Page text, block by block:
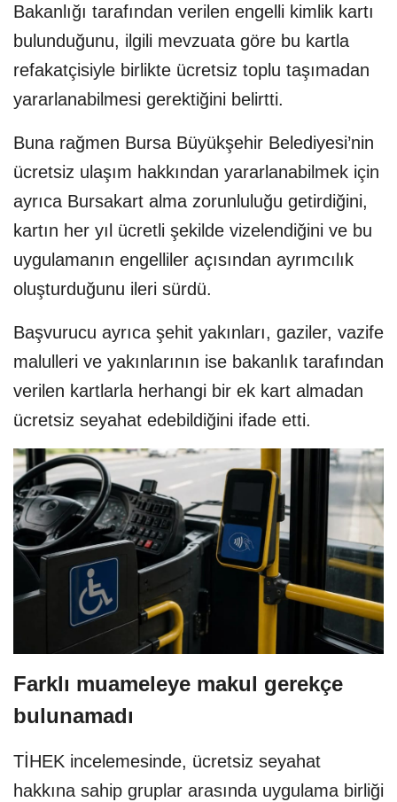
Bakanlığı tarafından verilen engelli kimlik kartı
bulunduğunu, ilgili mevzuata göre bu kartla
refakatçisiyle birlikte ücretsiz toplu taşımadan
yararlanabilmesi gerektiğini belirtti.
Buna rağmen Bursa Büyükşehir Belediyesi’nin
ücretsiz ulaşım hakkından yararlanabilmek için
ayrıca Bursakart alma zorunluluğu getirdiğini,
kartın her yıl ücretli şekilde vizelendiğini ve bu
uygulamanın engelliler açısından ayrımcılık
oluşturduğunu ileri sürdü.
Başvurucu ayrıca şehit yakınları, gaziler, vazife
malulleri ve yakınlarının ise bakanlık tarafından
verilen kartlarla herhangi bir ek kart almadan
ücretsiz seyahat edebildiğini ifade etti.
Farklı muameleye makul gerekçe
bulunamadı
TİHEK incelemesinde, ücretsiz seyahat
hakkına sahip gruplar arasında uygulama birliği